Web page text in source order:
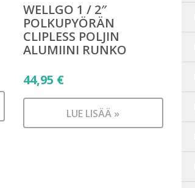
WELLGO 1 / 2″
POLKUPYÖRÄN
CLIPLESS POLJIN
ALUMIINI RUNKO
44,95 €
LUE LISÄÄ »